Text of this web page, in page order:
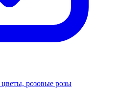
розовые розы